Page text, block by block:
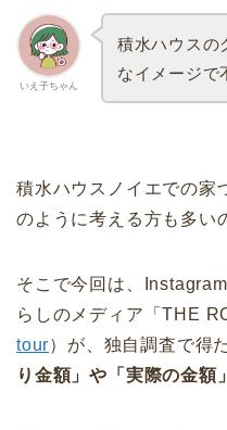
いえ子ちゃん
積水ハウスの
なイメージで
積水ハウスノイエでの家
のように考える方も多い
そこで今回は、
らしのメディア「THE
tour）が、独自調査で得
り金額」や「実際の金額」